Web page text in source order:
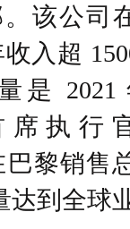
该公司
收入超
是 2021
执行
黎销售
到全球